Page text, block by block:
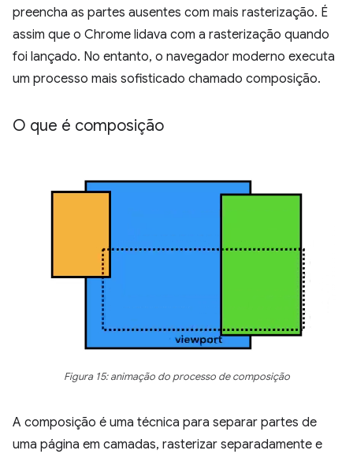
preencha as partes ausentes com mais rasterização. É
assim que o Chrome lidava com a rasterização quando
foi lançado. No entanto, o navegador moderno executa
um processo mais sofisticado chamado composição.
O que é composição
Figura 15: animação do processo de composição
A composição é uma técnica para separar partes de
uma página em camadas, rasterizar separadamente e